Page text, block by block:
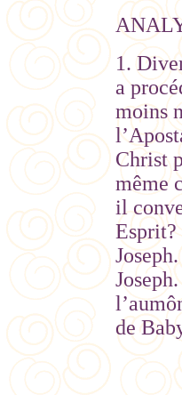
1.
a
moins
Christ
même
il
Esprit?
de